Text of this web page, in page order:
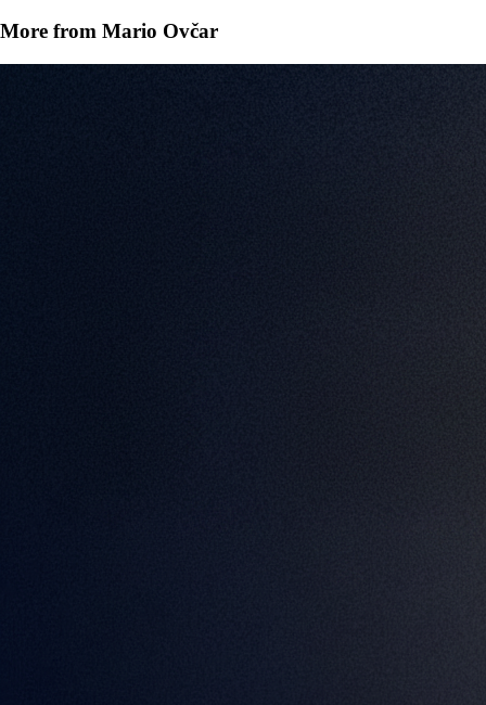
More from Mario Ovčar